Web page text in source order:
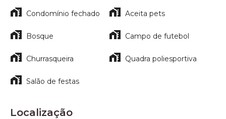
Condomínio fechado Aceita pets
Bosque Campo de futebol
Churrasqueira Quadra poliesportiva
Salão de festas
Localização